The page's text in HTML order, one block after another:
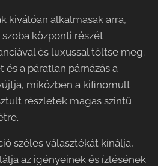
kiválóan alkalmasak arra,
központi részét
és luxussal töltse meg.
a páratlan párnázás a
miközben a kifinomult
részletek magas szintű
széles választékát kínálja,
az igényeinek és ízlésének